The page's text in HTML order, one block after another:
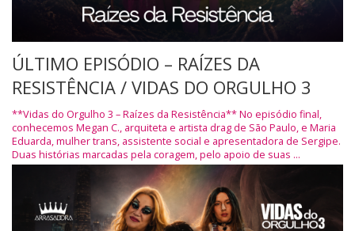
ÚLTIMO EPISÓDIO – RAÍZES DA
RESISTÊNCIA / VIDAS DO ORGULHO 3
**Vidas do Orgulho 3 – Raízes da Resistência** No episódio final,
conhecemos Megan C., arquiteta e artista drag de São Paulo, e Maria
Eduarda, mulher trans, assistente social e apresentadora de Sergipe.
Duas histórias marcadas pela coragem, pelo apoio de suas ...